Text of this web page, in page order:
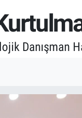
Danışman